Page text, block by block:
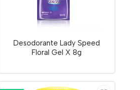
Desodorante Lady Speed
Floral Gel X 8g